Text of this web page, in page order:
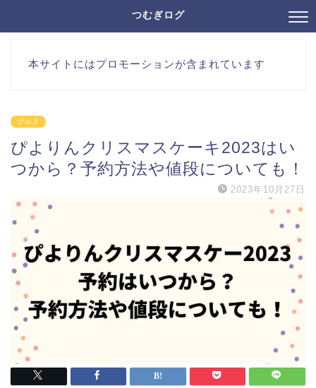
つむぎログ
本サイトにはプロモーションが含まれています
グルメ
ぴよりんクリスマスケーキ2023はい
つから？予約方法や値段についても！
2023年10月27日